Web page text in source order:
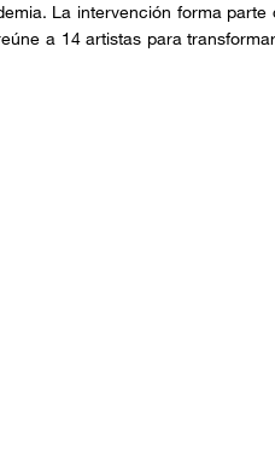
La intervención forma parte
a 14 artistas para